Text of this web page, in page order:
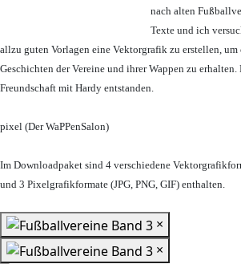
nach alten
Texte und ich
allzu guten Vorlagen eine Vektorgrafik zu erstellen, um
Geschichten der Vereine und ihrer Wappen zu erhalten.
Freundschaft mit Hardy entstanden.
pixel (Der WaPPenSalon)
Im Downloadpaket sind 4 verschiedene
und 3 Pixelgrafikformate (JPG, PNG, GIF) enthalten.
×
×